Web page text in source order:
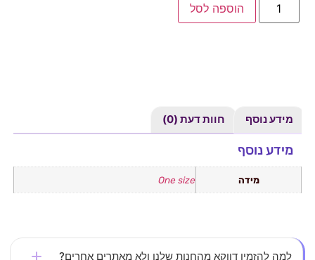
הוספה לסל
מידע נוסף חוות דעת (0)
מידע נוסף
מידה One size
למה להזמין דווקא מהחנות שלנו ולא מאתרים אחרים?